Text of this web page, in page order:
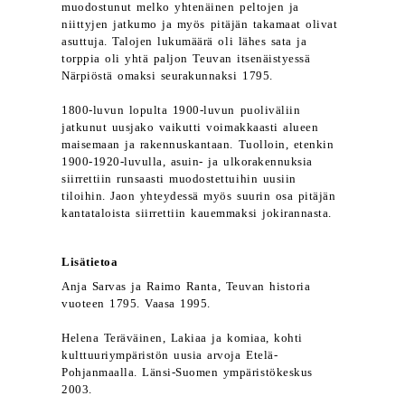
muodostunut melko yhtenäinen peltojen ja
niittyjen jatkumo ja myös pitäjän takamaat olivat
asuttuja. Talojen lukumäärä oli lähes sata ja
torppia oli yhtä paljon Teuvan itsenäistyessä
Närpiöstä omaksi seurakunnaksi 1795.
1800-luvun lopulta 1900-luvun puoliväliin
jatkunut uusjako vaikutti voimakkaasti alueen
maisemaan ja rakennuskantaan. Tuolloin, etenkin
1900-1920-luvulla, asuin- ja ulkorakennuksia
siirrettiin runsaasti muodostettuihin uusiin
tiloihin. Jaon yhteydessä myös suurin osa pitäjän
kantataloista siirrettiin kauemmaksi jokirannasta.
Lisätietoa
Anja Sarvas ja Raimo Ranta, Teuvan historia
vuoteen 1795. Vaasa 1995.
Helena Teräväinen, Lakiaa ja komiaa, kohti
kulttuuriympäristön uusia arvoja Etelä-
Pohjanmaalla. Länsi-Suomen ympäristökeskus
2003.